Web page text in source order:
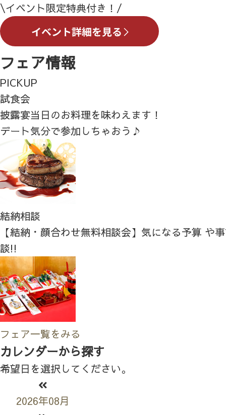
\イベント限定特典付き！/
フェア情報
PICKUP
試食会
披露宴当日のお料理を味わえます！
デート気分で参加しちゃおう♪
結納相談
【結納・顔合わせ無料相談会】気になる予算 や
談!!
フェア一覧をみる
カレンダーから探す
希望日を選択してください。
2026年08月